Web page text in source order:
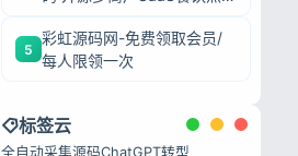
5
彩虹源码网-免费领取会员/
每人限领一次
标签云
全自动采集源码ChatGPT转型